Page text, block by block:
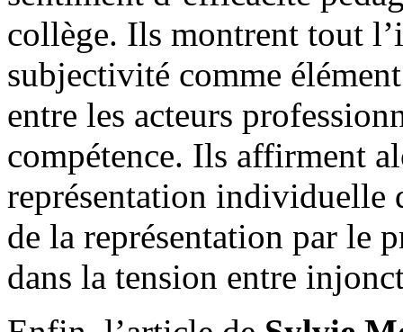
collège. Ils montrent tout
subjectivité comme
entre les acteurs
compétence. Ils affirment
représentation individuelle
de la représentation par le
dans la tension entre